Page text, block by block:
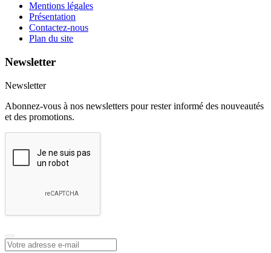
Mentions légales
Présentation
Contactez-nous
Plan du site
Newsletter
Newsletter
Abonnez-vous à nos newsletters pour rester informé des nouveautés
et des promotions.